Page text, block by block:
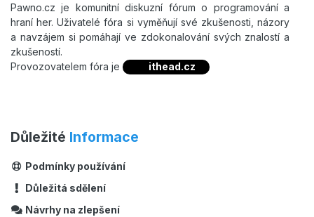
Pawno.cz je komunitní diskuzní fórum o programování a
hraní her. Uživatelé fóra si vyměňují své zkušenosti, názory
a navzájem si pomáhají ve zdokonalování svých znalostí a
zkušeností.
Provozovatelem fóra je
ithead.cz
Důležité Informace
Podmínky používání
Důležitá sdělení
Návrhy na zlepšení